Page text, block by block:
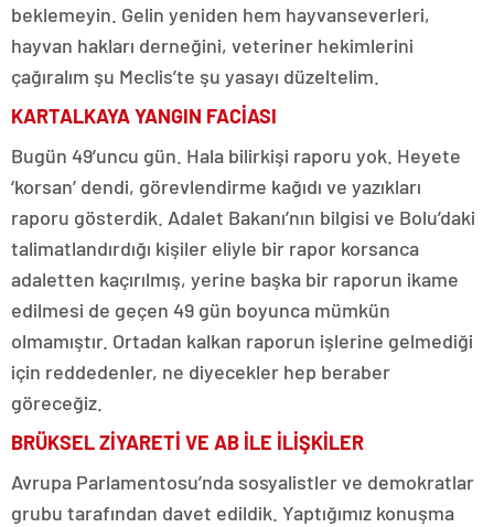
beklemeyin. Gelin yeniden hem hayvanseverleri,
hayvan hakları derneğini, veteriner hekimlerini
çağıralım şu Meclis’te şu yasayı düzeltelim.
KARTALKAYA YANGIN FACİASI
Bugün 49’uncu gün. Hala bilirkişi raporu yok. Heyete
‘korsan’ dendi, görevlendirme kağıdı ve yazıkları
raporu gösterdik. Adalet Bakanı’nın bilgisi ve Bolu’daki
talimatlandırdığı kişiler eliyle bir rapor korsanca
adaletten kaçırılmış, yerine başka bir raporun ikame
edilmesi de geçen 49 gün boyunca mümkün
olmamıştır. Ortadan kalkan raporun işlerine gelmediği
için reddedenler, ne diyecekler hep beraber
göreceğiz.
BRÜKSEL ZİYARETİ VE AB İLE İLİŞKİLER
Avrupa Parlamentosu’nda sosyalistler ve demokratlar
grubu tarafından davet edildik. Yaptığımız konuşma